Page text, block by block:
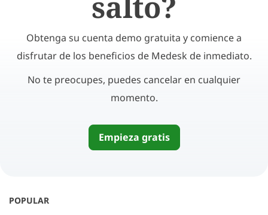
Obtenga su cuenta demo gratuita y comience a
disfrutar de los beneficios de Medesk de inmediato.
No te preocupes, puedes cancelar en cualquier
momento.
Empieza gratis
POPULAR